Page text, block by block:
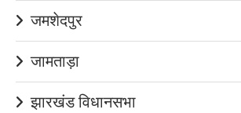
जमशेदपुर
जामताड़ा
झारखंड विधानसभा